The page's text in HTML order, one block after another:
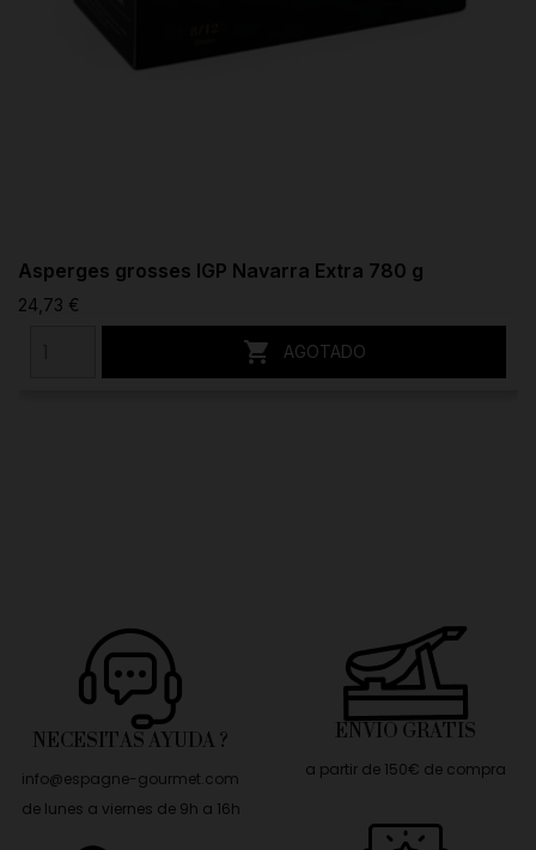
Asperges grosses IGP Navarra Extra 780 g
24,73 €
 AGOTADO
NECESITAS AYUDA ?
info@espagne-gourmet.com
de lunes a viernes de 9h a 16h
ENVÍO GRATIS
a partir de 150€ de compra